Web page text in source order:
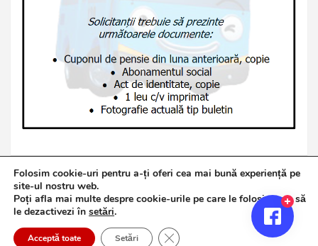
Copyright © 2026Jurnalul de Brăila
Politică de confidențialitate
Theme Horse
Proudly Powered by:WordPress
Folosim cookie-uri pentru a-ți oferi cea mai bună experiență pe
site-ul nostru web.
Poți afla mai multe despre cookie-urile pe care le folosim sau să
le dezactivezi în setări.
Acceptă toate Setări Close GDPR Cookie Banner